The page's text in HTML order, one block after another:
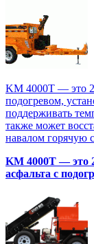
KM 4000T — это
подогревом,
поддерживать
также может
навалом горячую
KM 4000T — это
асфальта с